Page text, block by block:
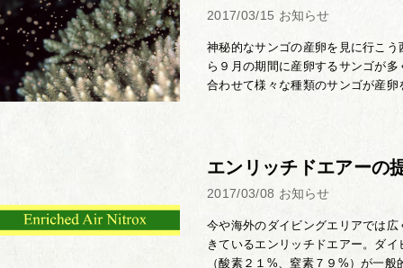
2017/03/15 お知らせ
神秘的なサンゴの産卵を見に行こ
ら９月の期間に産卵するサンゴが
合わせて様々な種類のサンゴが産
エンリッチドエアーの
2017/03/08 お知らせ
今や海外のダイビングエリアでは
きているエンリッチドエアー。ダ
（酸素２１%、窒素７９%）が一